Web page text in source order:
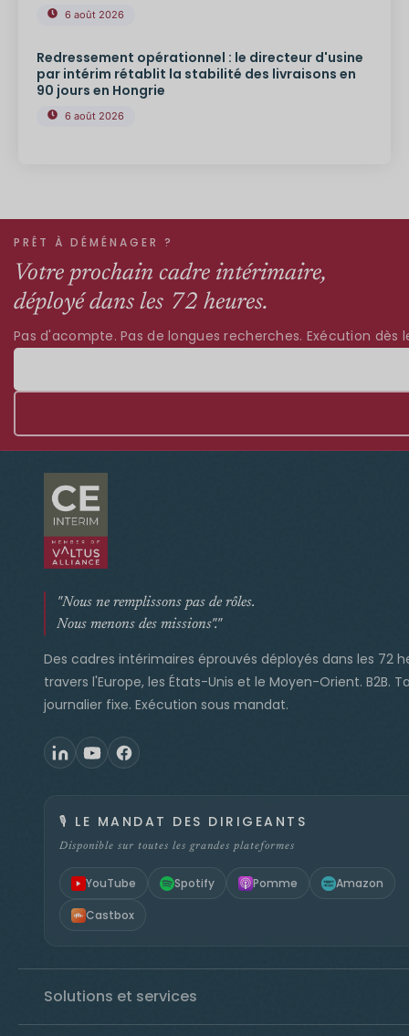
6 août 2026
Redressement opérationnel : le directeur d'usine
par intérim rétablit la stabilité des livraisons en
90 jours en Hongrie
6 août 2026
PRÊT À DÉMÉNAGER ?
Votre prochain cadre intérimaire,
déployé dans les 72 heures.
Pas d'acompte. Pas de longues recherches. Exécution dès
"Nous ne remplissons pas de rôles.
Nous menons des missions"."
Des cadres intérimaires éprouvés déployés dans les 72
travers l'Europe, les États-Unis et le Moyen-Orient. B2B.
journalier fixe. Exécution sous mandat.
🎙️ LE MANDAT DES DIRIGEANTS
Disponible sur toutes les grandes plateformes
YouTube Spotify Pomme Amazon
Castbox
Solutions et services